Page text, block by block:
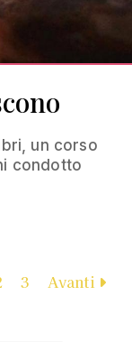
un corso
condotto
3 Avanti